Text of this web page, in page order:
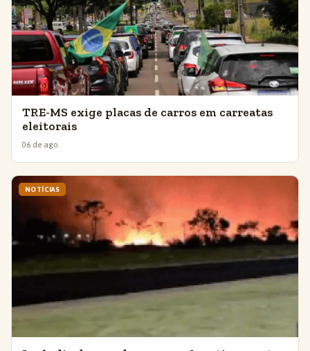
TRE-MS exige placas de carros em carreatas
eleitorais
06 de ago.
NOTÍCIAS